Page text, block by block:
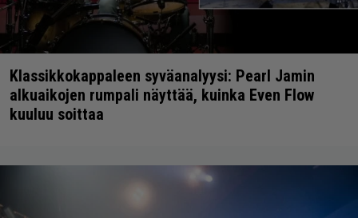
Klassikkokappaleen syväanalyysi: Pearl Jamin
alkuaikojen rumpali näyttää, kuinka Even Flow
kuuluu soittaa